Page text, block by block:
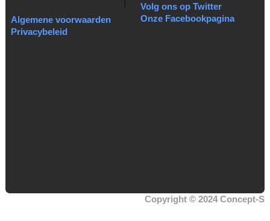
Algemene voorwaarden
Privacybeleid
Volg ons op Twitter
Onze Facebookpagina
Copyright © 2024 Concept-S